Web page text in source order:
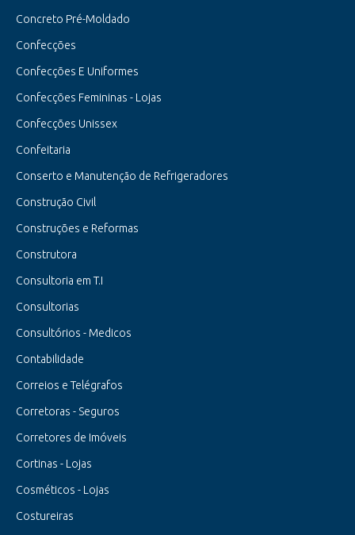
Concreto Pré-Moldado
Confecções
Confecções E Uniformes
Confecções Femininas - Lojas
Confecções Unissex
Confeitaria
Conserto e Manutenção de Refrigeradores
Construção Civil
Construções e Reformas
Construtora
Consultoria em T.I
Consultorias
Consultórios - Medicos
Contabilidade
Correios e Telégrafos
Corretoras - Seguros
Corretores de Imóveis
Cortinas - Lojas
Cosméticos - Lojas
Costureiras